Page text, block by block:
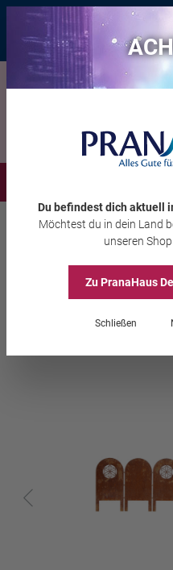
Bis zu 20 € Rabatt* mit dem
Garten Gartendeko & Zubehör
Lebens“
Du befindest dich aktuell
Möchtest du in dein Land
unseren Shop
Zu PranaHaus
Schließen